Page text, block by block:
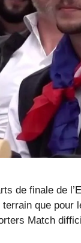
de finale de
que pour
Match